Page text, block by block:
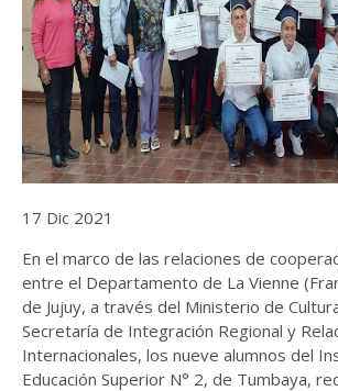
17 Dic 2021
En el marco de las relaciones de
entre el Departamento de La Vienne
de Jujuy, a través del Ministerio de
Secretaría de Integración Regional y
Internacionales, los nueve alumnos del
Educación Superior N° 2, de Tumbaya,